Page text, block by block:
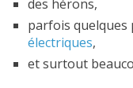
des hérons,
parfois quelques
électriques,
et surtout